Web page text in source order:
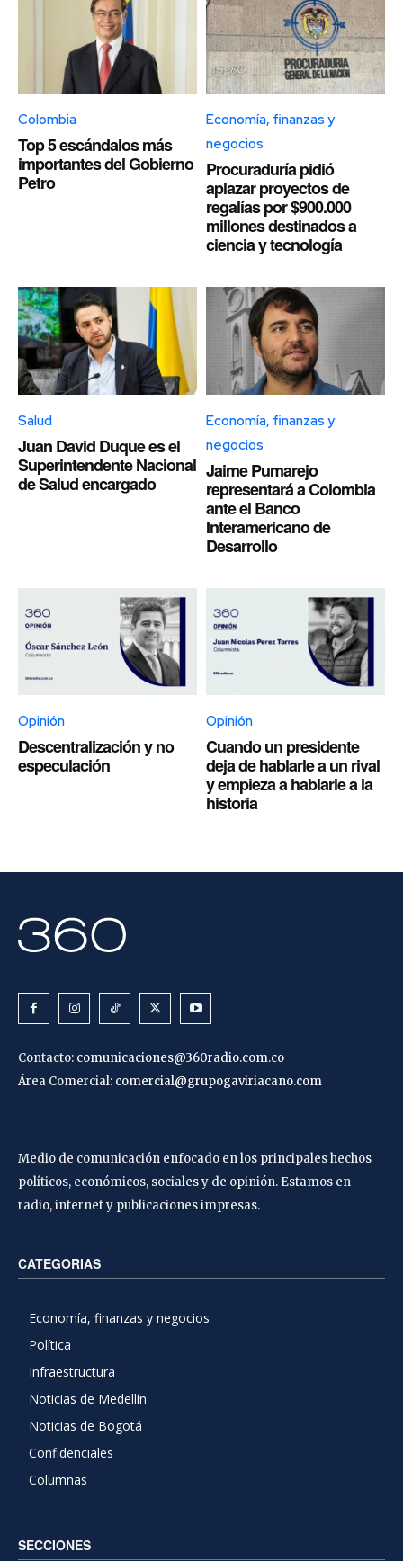
Colombia
Top 5 escándalos más
importantes del Gobierno
Petro
Economía, finanzas y
negocios
Procuraduría pidió
aplazar proyectos de
regalías por $900.000
millones destinados a
ciencia y tecnología
Salud
Juan David Duque es el
Superintendente Nacional
de Salud encargado
Economía, finanzas y
negocios
Jaime Pumarejo
representará a Colombia
ante el Banco
Interamericano de
Desarrollo
Opinión
Descentralización y no
especulación
Opinión
Cuando un presidente
deja de hablarle a un rival
y empieza a hablarle a la
historia
Contacto: comunicaciones@360radio.com.co
Área Comercial: comercial@grupogaviriacano.com
Medio de comunicación enfocado en los principales hechos
políticos, económicos, sociales y de opinión. Estamos en
radio, internet y publicaciones impresas.
CATEGORIAS
Economía, finanzas y negocios
Política
Infraestructura
Noticias de Medellín
Noticias de Bogotá
Confidenciales
Columnas
SECCIONES